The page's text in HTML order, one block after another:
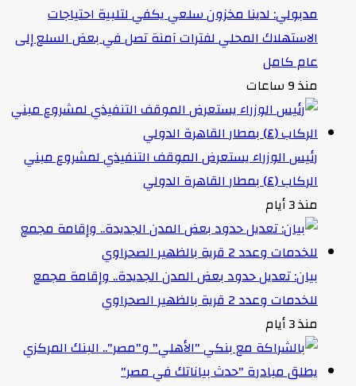
مدبولي: لدينا مخزون سلعي يكفي لتلبية احتياجات
الاستهلاك المحلي لفترات آمنة تصل في بعض السلع إلى
عام كامل
منذ 9 ساعات
رئيس الوزراء يستعرض الموقف التنفيذي لمشروع مبني
الركاب (٤) بمطار القاهرة الدولي
منذ 3 أيام
بيان: تعديل حدود بعض المدن الجديدة.. وإقامة مجمع
للخدمات وعدد 2 قرية بالظهير الصحراوي
منذ 3 أيام